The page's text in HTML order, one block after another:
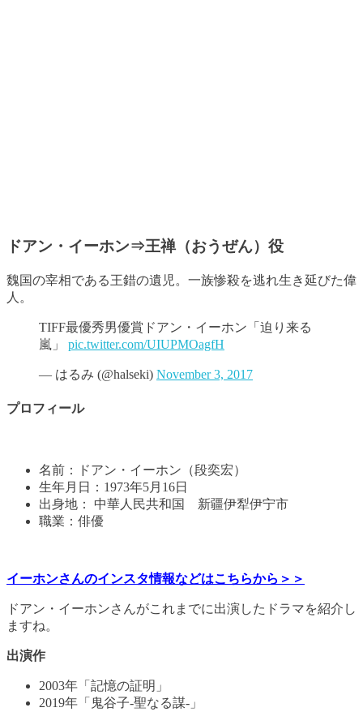
ドアン・イーホン⇒王禅（おうぜん）役
魏国の宰相である王錯の遺児。一族惨殺を逃れ生き延びた偉
人。
TIFF最優秀男優賞ドアン・イーホン「迫り来る
嵐」 pic.twitter.com/UIUPMOagfH
— はるみ (@halseki) November 3, 2017
プロフィール
名前：ドアン・イーホン（段奕宏）
生年月日：1973年5月16日
出身地： 中華人民共和国 新疆伊犁伊宁市
職業：俳優
イーホンさんのインスタ情報などはこちらから＞＞
ドアン・イーホンさんがこれまでに出演したドラマを紹介し
ますね。
出演作
2003年「記憶の証明」
2019年「鬼谷子-聖なる謀-」